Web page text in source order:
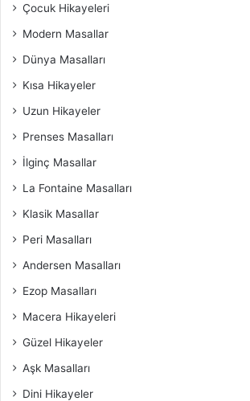
Çocuk Hikayeleri
Modern Masallar
Dünya Masalları
Kısa Hikayeler
Uzun Hikayeler
Prenses Masalları
İlginç Masallar
La Fontaine Masalları
Klasik Masallar
Peri Masalları
Andersen Masalları
Ezop Masalları
Macera Hikayeleri
Güzel Hikayeler
Aşk Masalları
Dini Hikayeler